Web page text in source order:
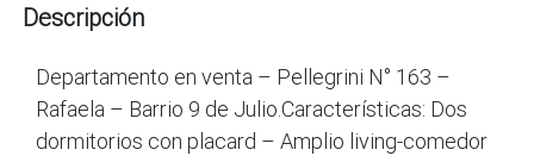
Descripción
Departamento en venta – Pellegrini N° 163 –
Rafaela – Barrio 9 de Julio.Características: Dos
dormitorios con placard – Amplio living-comedor